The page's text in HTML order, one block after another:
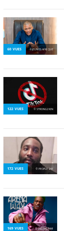
60 VUES © JEUNES AFRIQUE
122 VUES © STRONG2KIN
172 VUES © PEOPLE 243
169 VUES © INSTAGRAM